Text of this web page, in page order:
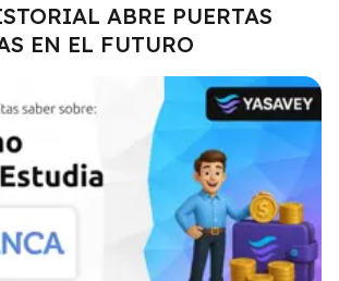
ABRE PUERTAS
EN EL FUTURO